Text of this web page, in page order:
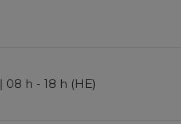
| 08 h - 18 h (HE)